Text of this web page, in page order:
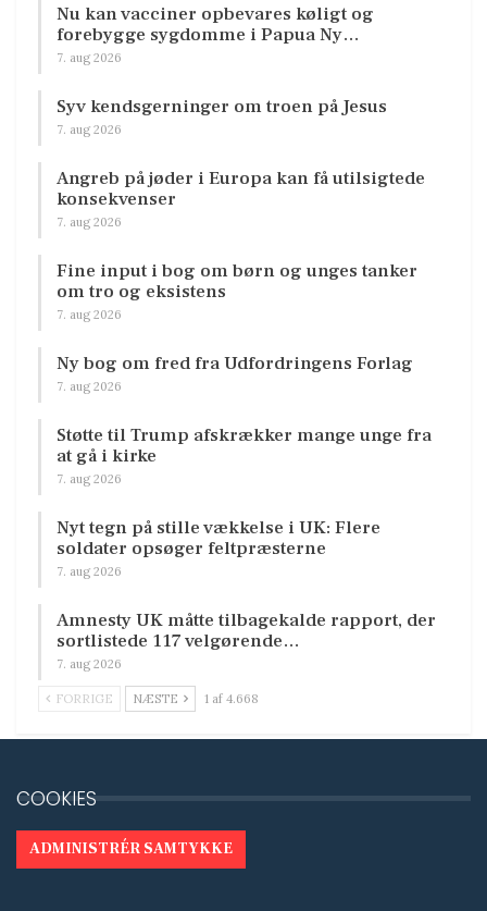
Nu kan vacciner opbevares køligt og
forebygge sygdomme i Papua Ny…
7. aug 2026
Syv kendsgerninger om troen på Jesus
7. aug 2026
Angreb på jøder i Europa kan få utilsigtede
konsekvenser
7. aug 2026
Fine input i bog om børn og unges tanker
om tro og eksistens
7. aug 2026
Ny bog om fred fra Udfordringens Forlag
7. aug 2026
Støtte til Trump afskrækker mange unge fra
at gå i kirke
7. aug 2026
Nyt tegn på stille vækkelse i UK: Flere
soldater opsøger feltpræsterne
7. aug 2026
Amnesty UK måtte tilbagekalde rapport, der
sortlistede 117 velgørende…
7. aug 2026
FORRIGE NÆSTE 1 af 4.668
COOKIES
ADMINISTRÉR SAMTYKKE